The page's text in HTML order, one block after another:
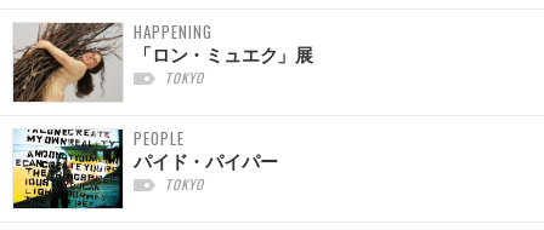
HAPPENING
「ロン・ミュエク」展
TOKYO
PEOPLE
パイド・パイパー
TOKYO